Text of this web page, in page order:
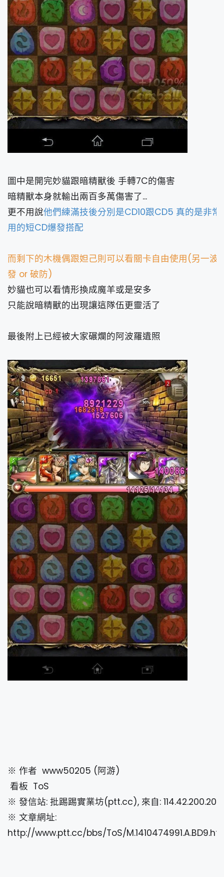
圖中是開完妙貓跟暗精獸後 手轉7C的傷害
暗精獸本身就輸出兩百多萬傷害了...
更不用說他們練滿技後分別是CD10跟CD5 真的是非常
用的短CD爆發搭配
而剩下的木機偶跟妲己則可以看關卡自由使用(另一波
發 or 破防)
妙貓也可以看情形換成魔羊或是安多
只能說暗精獸的出現讓這隊伍更靈活了
最後附上已經被大家碾爛的阿波羅遺照
※ 作者 www50205 (阿
看板 ToS
※ 發信站: 批踢踢實業坊(ptt.cc), 來自: 114.42.200.200
※ 文章網址:
http://www.ptt.cc/bbs/ToS/